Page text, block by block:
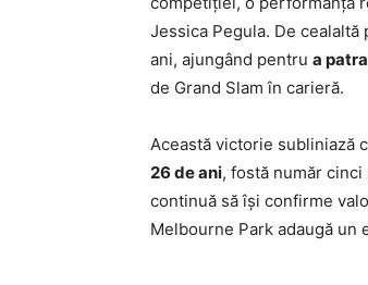
Jessica Pegula. De
ani, ajungând pentru a
de Grand Slam în carieră.
Această victorie subliniază
26 de ani, fostă număr
continuă să îşi confirme
Melbourne Park adaugă un